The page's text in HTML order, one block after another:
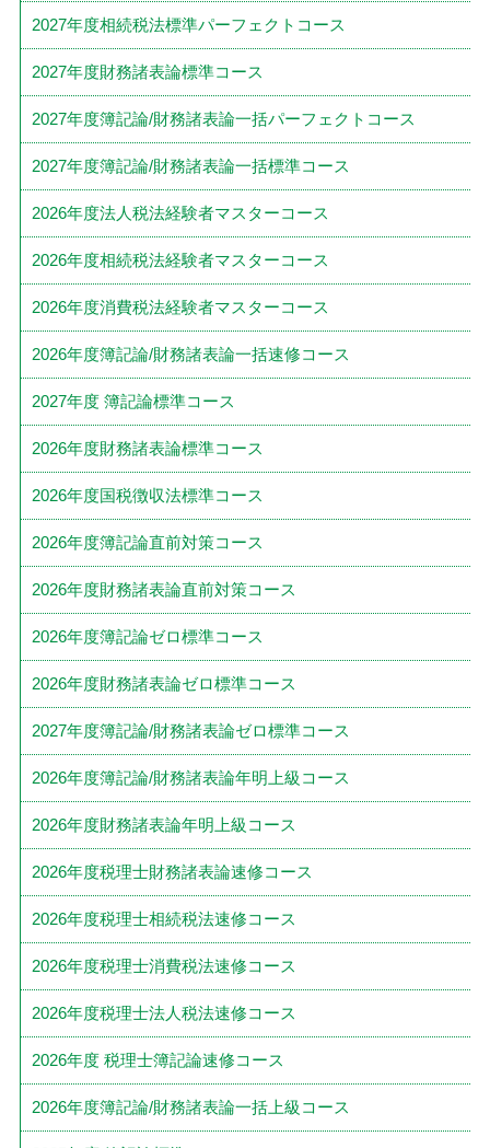
2027年度相続税法標準パーフェクトコース
2027年度財務諸表論標準コース
2027年度簿記論/財務諸表論一括パーフェクトコース
2027年度簿記論/財務諸表論一括標準コース
2026年度法人税法経験者マスターコース
2026年度相続税法経験者マスターコース
2026年度消費税法経験者マスターコース
2026年度簿記論/財務諸表論一括速修コース
2027年度 簿記論標準コース
2026年度財務諸表論標準コース
2026年度国税徴収法標準コース
2026年度簿記論直前対策コース
2026年度財務諸表論直前対策コース
2026年度簿記論ゼロ標準コース
2026年度財務諸表論ゼロ標準コース
2027年度簿記論/財務諸表論ゼロ標準コース
2026年度簿記論/財務諸表論年明上級コース
2026年度財務諸表論年明上級コース
2026年度税理士財務諸表論速修コース
2026年度税理士相続税法速修コース
2026年度税理士消費税法速修コース
2026年度税理士法人税法速修コース
2026年度 税理士簿記論速修コース
2026年度簿記論/財務諸表論一括上級コース